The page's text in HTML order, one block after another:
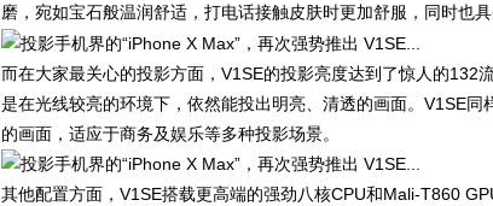
磨，宛如宝石般温润舒适，打电话接触皮肤时更加舒服，同时也具
而在大家最关心的投影方面，V1SE的投影亮度达到了惊人的132
是在光线较亮的环境下，依然能投出明亮、清透的画面。V1SE
的画面，适应于商务及娱乐等多种投影场景。
其他配置方面，V1SE搭载更高端的强劲八核CPU和Mali-T860